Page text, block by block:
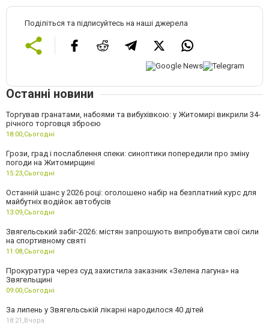
Поділіться та підписуйтесь на наші джерела
Останні новини
Торгував гранатами, набоями та вибухівкою: у Житомирі викрили 34-
річного торговця зброєю
18:00, Сьогодні
Грози, град і послаблення спеки: синоптики попередили про зміну
погоди на Житомирщині
15:23, Сьогодні
Останній шанс у 2026 році: оголошено набір на безплатний курс для
майбутніх водійок автобусів
13:09, Сьогодні
Звягельський забіг-2026: містян запрошують випробувати свої сили
на спортивному святі
11:08, Сьогодні
Прокуратура через суд захистила заказник «Зелена лагуна» на
Звягельщині
09:00, Сьогодні
За липень у Звягельській лікарні народилося 40 дітей
18:21, Вчора